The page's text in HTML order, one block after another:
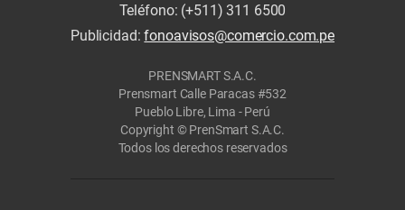
Teléfono: (+511) 311 6500
Publicidad:fonoavisos@comercio.com.pe
PRENSMART S.A.C.
Prensmart Calle Paracas #532
Pueblo Libre, Lima - Perú
Copyright © PrenSmart S.A.C.
Todos los derechos reservados